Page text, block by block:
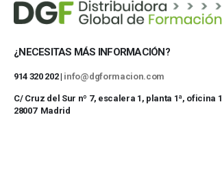
¿NECESITAS MÁS INFORMACIÓN?
914 320 202 | info@dgformacion.com
C/ Cruz del Sur nº 7, escalera 1, planta 1ª, oficina 1
28007 Madrid